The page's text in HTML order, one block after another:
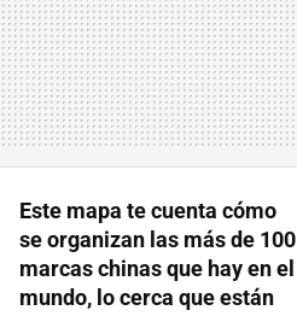
Este mapa te cuenta cómo
se organizan las más de 100
marcas chinas que hay en el
mundo, lo cerca que están